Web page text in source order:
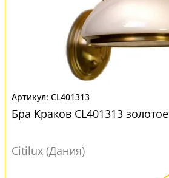
CL401313
Бра Краков CL401313 золотое
Citilux (Дания)